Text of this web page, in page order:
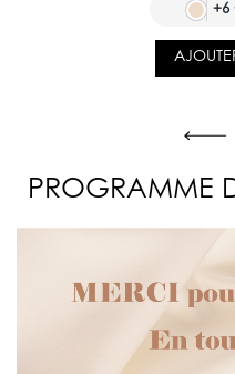
+6
PROGRAMME